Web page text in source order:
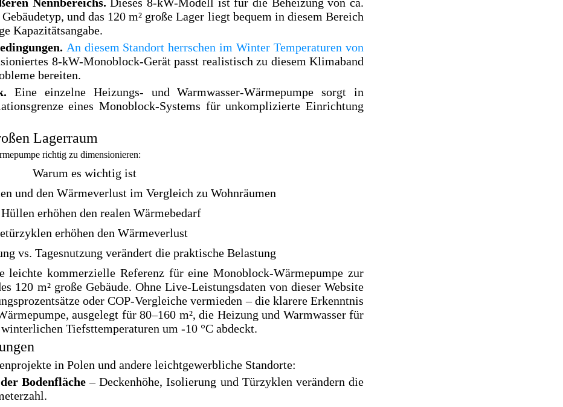
und das 120 m² große Lager liegt bequem in diesem Bereich
Kapazitätsangabe.
An diesem Standort herrschen im Winter Temperaturen von
8-kW-Monoblock-Gerät passt realistisch zu diesem Klimaband
bereiten.
Eine einzelne Heizungs- und Warmwasser-Wärmepumpe sorgt in
eines Monoblock-Systems für unkomplizierte Einrichtung
Lagerraum
richtig zu dimensionieren:
Warum es wichtig ist
und den Wärmeverlust im Vergleich zu Wohnräumen
erhöhen den realen Wärmebedarf
erhöhen den Wärmeverlust
vs. Tagesnutzung verändert die praktische Belastung
leichte kommerzielle Referenz für eine Monoblock-Wärmepumpe zur
120 m² große Gebäude. Ohne Live-Leistungsdaten von dieser Website
oder COP-Vergleiche vermieden – die klarere Erkenntnis
ausgelegt für 80–160 m², die Heizung und Warmwasser für
Tiefsttemperaturen um -10 °C abdeckt.
in Polen und andere leichtgewerbliche Standorte:
Bodenfläche– Deckenhöhe, Isolierung und Türzyklen verändern die